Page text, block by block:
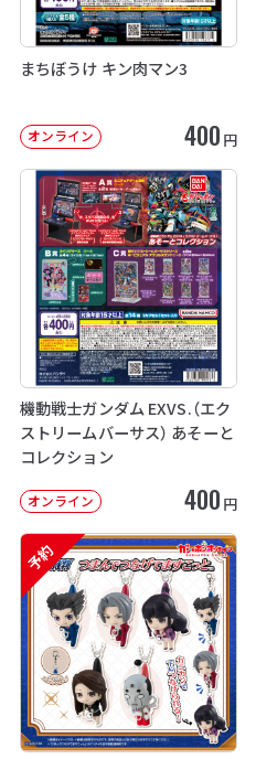
まちぼうけ キン肉マン3
オンライン 400 円
機動戦士ガンダム EXVS.（エク
ストリームバーサス） あそーと
コレクション
オンライン 400 円
予約